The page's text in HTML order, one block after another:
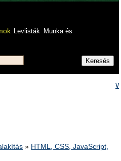
Levlisták
Munka és
» HTML, CSS, JavaScript,